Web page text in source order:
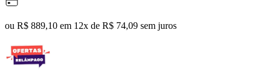
ou R$ 889,10 em 12x de R$ 74,09 sem juros